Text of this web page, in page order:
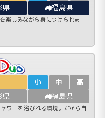
県 福島県
楽しみながら身につけられま
小 中 高
県 福島県
ワーを浴びれる環境。だから自